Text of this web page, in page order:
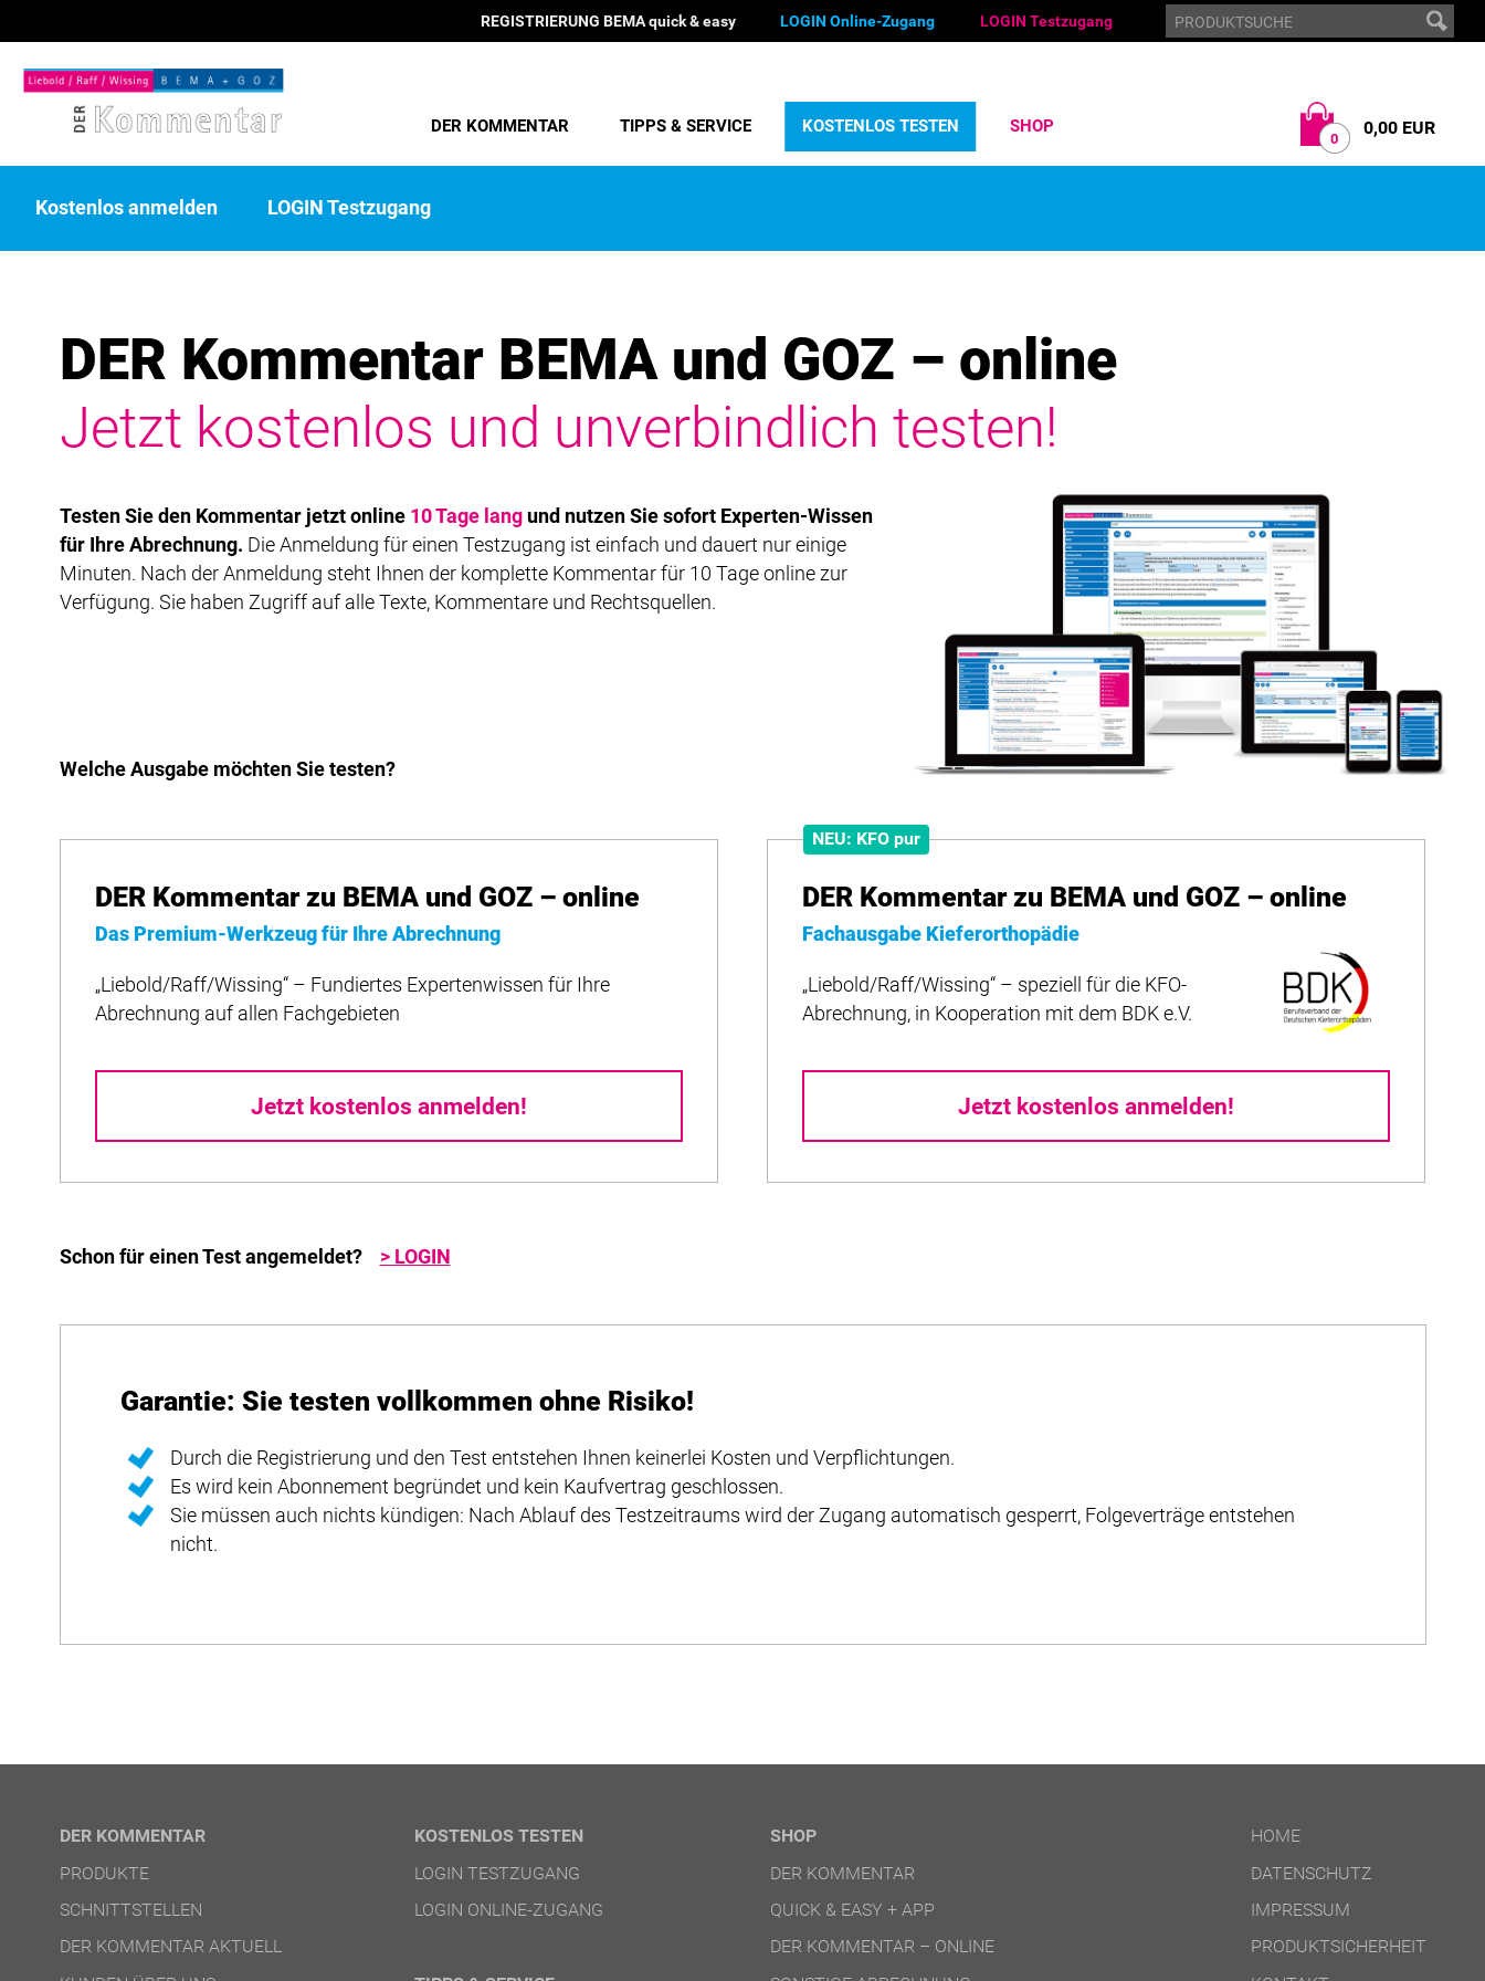
REGISTRIERUNG BEMA quick & easy LOGIN Online-Zugang LOGIN Testzugang
DER KOMMENTAR TIPPS & SERVICE KOSTENLOS TESTEN SHOP
0 0,00 EUR
Kostenlos anmelden LOGIN Testzugang
DER Kommentar BEMA und GOZ – online
Jetzt kostenlos und unverbindlich testen!
Testen Sie den Kommentar jetzt online 10 Tage langund nutzen Sie sofort Experten-Wissen
für Ihre Abrechnung. Die Anmeldung für einen Testzugang ist einfach und dauert nur einige
Minuten. Nach der Anmeldung steht Ihnen der komplette Kommentar für 10 Tage online zur
Verfügung. Sie haben Zugriff auf alle Texte, Kommentare und Rechtsquellen.
Welche Ausgabe möchten Sie testen?
DER Kommentar zu BEMA und GOZ – online
Das Premium-Werkzeug für Ihre Abrechnung
„Liebold/Raff/Wissing“ – Fundiertes Expertenwissen für Ihre
Abrechnung auf allen Fachgebieten
Jetzt kostenlos anmelden!
NEU: KFO pur
DER Kommentar zu BEMA und GOZ – online
Fachausgabe Kieferorthopädie
„Liebold/Raff/Wissing“ – speziell für die KFO-
Abrechnung, in Kooperation mit dem BDK e.V.
Jetzt kostenlos anmelden!
Schon für einen Test angemeldet? > LOGIN
Garantie: Sie testen vollkommen ohne Risiko!
Durch die Registrierung und den Test entstehen Ihnen keinerlei Kosten und Verpflichtungen.
Es wird kein Abonnement begründet und kein Kaufvertrag geschlossen.
Sie müssen auch nichts kündigen: Nach Ablauf des Testzeitraums wird der Zugang automatisch gesperrt, Folgeverträge entstehen
nicht.
DER KOMMENTAR
PRODUKTE
SCHNITTSTELLEN
DER KOMMENTAR AKTUELL
KOSTENLOS TESTEN
LOGIN TESTZUGANG
LOGIN ONLINE-ZUGANG
SHOP
DER KOMMENTAR
QUICK & EASY + APP
DER KOMMENTAR – ONLINE
HOME
DATENSCHUTZ
IMPRESSUM
PRODUKTSICHERHEIT